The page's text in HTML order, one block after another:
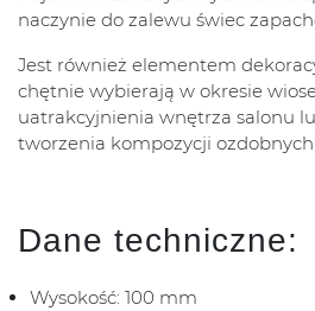
naczynie do zalewu świec
Jest również elementem
chętnie wybierają w okresie
uatrakcyjnienia wnętrza salonu
tworzenia kompozycji ozdobnych.
Dane techniczne:
Wysokość: 100 mm